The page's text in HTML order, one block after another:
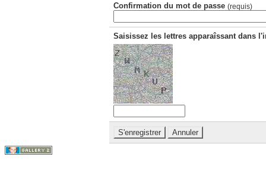
Confirmation du mot de passe (requis)
Saisissez les lettres apparaîssant dans